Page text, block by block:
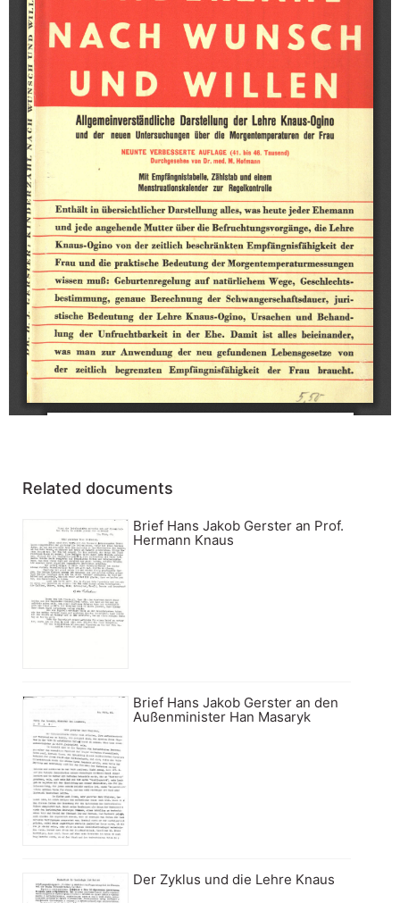
Related documents
Brief Hans Jakob Gerster an Prof.
Hermann Knaus
Brief Hans Jakob Gerster an den
Außenminister Han Masaryk
Der Zyklus und die Lehre Knaus